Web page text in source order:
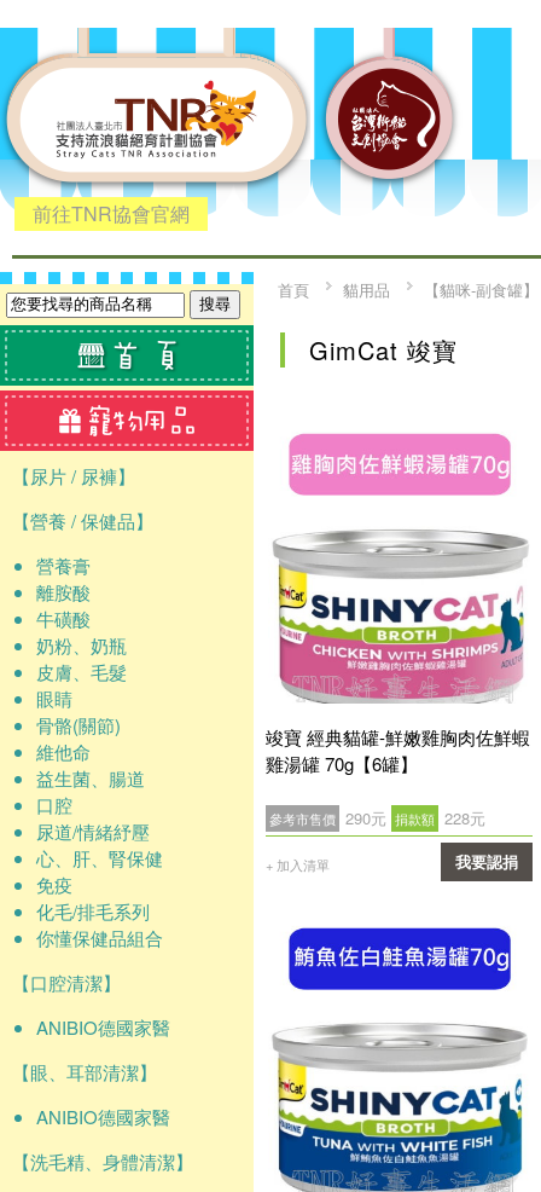
前往TNR協會官網
【尿片 / 尿褲】
【營養 / 保健品】
營養膏
離胺酸
牛磺酸
奶粉、奶瓶
皮膚、毛髮
眼睛
骨骼(關節)
維他命
益生菌、腸道
口腔
尿道/情緒紓壓
心、肝、腎保健
免疫
化毛/排毛系列
你懂保健品組合
【口腔清潔】
ANIBIO德國家醫
【眼、耳部清潔】
ANIBIO德國家醫
【洗毛精、身體清潔】
首頁 貓用品 【貓咪-副食罐】
GimCat 竣寶
竣寶 經典貓罐-鮮嫩雞胸肉佐鮮蝦
雞湯罐 70g【6罐】
參考市售價 290元 捐款額 228元
+ 加入清單 我要認捐